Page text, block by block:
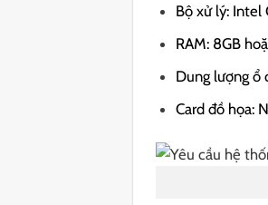
Bộ xử lý: Intel
RAM: 8GB
Dung lượng ổ
Card đồ họa: